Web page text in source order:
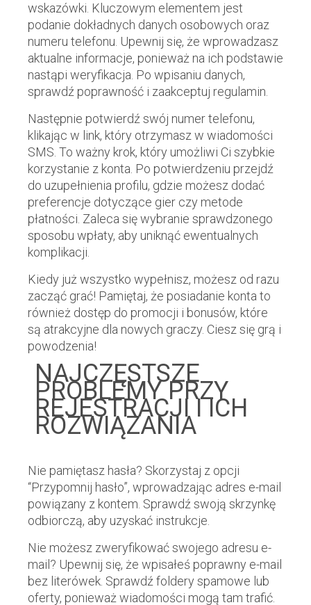
wskazówki. Kluczowym elementem jest
podanie dokładnych danych osobowych oraz
numeru telefonu. Upewnij się, że wprowadzasz
aktualne informacje, ponieważ na ich podstawie
nastąpi weryfikacja. Po wpisaniu danych,
sprawdź poprawność i zaakceptuj regulamin.
Następnie potwierdź swój numer telefonu,
klikając w link, który otrzymasz w wiadomości
SMS. To ważny krok, który umożliwi Ci szybkie
korzystanie z konta. Po potwierdzeniu przejdź
do uzupełnienia profilu, gdzie możesz dodać
preferencje dotyczące gier czy metode
płatności. Zaleca się wybranie sprawdzonego
sposobu wpłaty, aby uniknąć ewentualnych
komplikacji.
Kiedy już wszystko wypełnisz, możesz od razu
zacząć grać! Pamiętaj, że posiadanie konta to
również dostęp do promocji i bonusów, które
są atrakcyjne dla nowych graczy. Ciesz się grą i
powodzenia!
NAJCZĘSTSZE
PROBLEMY PRZY
REJESTRACJI I ICH
ROZWIĄZANIA
Nie pamiętasz hasła? Skorzystaj z opcji
“Przypomnij hasło”, wprowadzając adres e-mail
powiązany z kontem. Sprawdź swoją skrzynkę
odbiorczą, aby uzyskać instrukcje.
Nie możesz zweryfikować swojego adresu e-
mail? Upewnij się, że wpisałeś poprawny e-mail
bez literówek. Sprawdź foldery spamowe lub
oferty, ponieważ wiadomości mogą tam trafić.